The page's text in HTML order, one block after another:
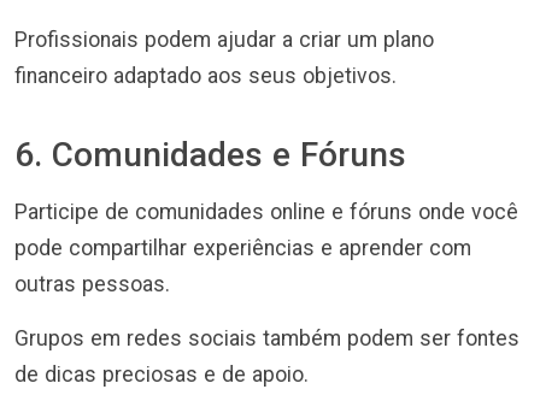
Profissionais podem ajudar a criar um plano
financeiro adaptado aos seus objetivos.
6. Comunidades e Fóruns
Participe de comunidades online e fóruns onde você
pode compartilhar experiências e aprender com
outras pessoas.
Grupos em redes sociais também podem ser fontes
de dicas preciosas e de apoio.